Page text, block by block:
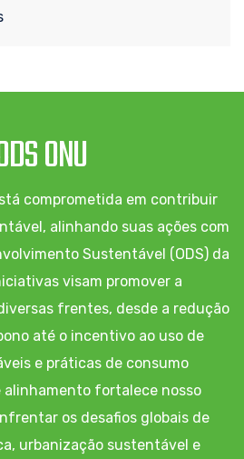
ONU
comprometida em contribuir
alinhando suas ações com
Sustentável (ODS) da
visam promover a
frentes, desde a redução
até o incentivo ao uso de
e práticas de consumo
alinhamento fortalece nosso
os desafios globais de
urbanização sustentável e